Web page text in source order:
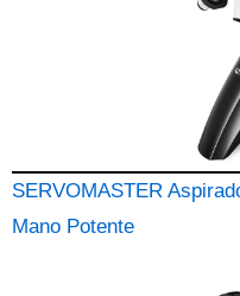
SERVOMASTER
Mano Potente